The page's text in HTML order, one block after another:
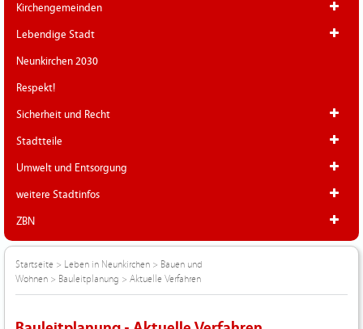
Kirchengemeinden
Lebendige Stadt
Neunkirchen 2030
Respekt!
Sicherheit und Recht
Stadtteile
Umwelt und Entsorgung
weitere Stadtinfos
ZBN
Startseite > Leben in Neunkirchen > Bauen und
Wohnen > Bauleitplanung > Aktuelle Verfahren